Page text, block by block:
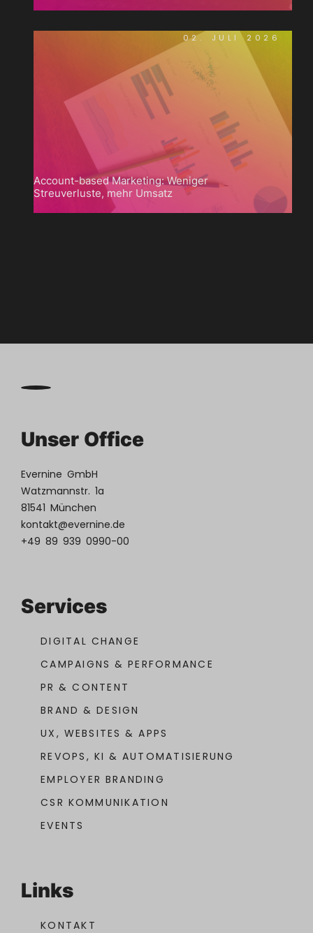
02. JULI 2026
Account-based Marketing: Weniger
Streuverluste, mehr Umsatz
Unser Office
Evernine GmbH
Watzmannstr. 1a
81541 München
kontakt@evernine.de
+49 89 939 0990-00
Services
DIGITAL CHANGE
CAMPAIGNS & PERFORMANCE
PR & CONTENT
BRAND & DESIGN
UX, WEBSITES & APPS
REVOPS, KI & AUTOMATISIERUNG
EMPLOYER BRANDING
CSR KOMMUNIKATION
EVENTS
Links
KONTAKT